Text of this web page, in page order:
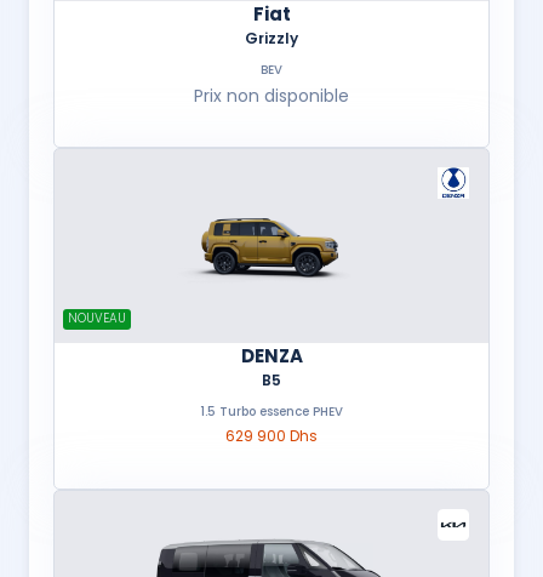
Fiat
Grizzly
BEV
Prix non disponible
NOUVEAU
DENZA
B5
1.5 Turbo essence PHEV
629 900 Dhs